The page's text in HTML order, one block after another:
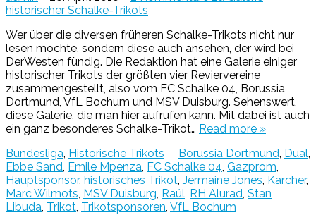
historischer Schalke-Trikots
Wer über die diversen früheren Schalke-Trikots nicht nur
lesen möchte, sondern diese auch ansehen, der wird bei
DerWesten fündig. Die Redaktion hat eine Galerie einiger
historischer Trikots der größten vier Reviervereine
zusammengestellt, also vom FC Schalke 04, Borussia
Dortmund, VfL Bochum und MSV Duisburg. Sehenswert,
diese Galerie, die man hier aufrufen kann. Mit dabei ist auch
ein ganz besonderes Schalke-Trikot… Read more »
Bundesliga, Historische Trikots Borussia Dortmund, Dual,
Ebbe Sand, Emile Mpenza, FC Schalke 04, Gazprom,
Hauptsponsor, historisches Trikot, Jermaine Jones, Kärcher,
Marc Wilmots, MSV Duisburg, Raúl, RH Alurad, Stan
Libuda, Trikot, Trikotsponsoren, VfL Bochum